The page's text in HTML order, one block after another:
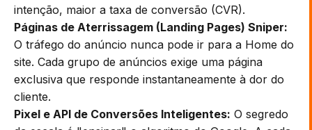
intenção, maior a taxa de conversão (CVR).
Páginas de Aterrissagem (Landing Pages) Sniper:
O tráfego do anúncio nunca pode ir para a Home do
site. Cada grupo de anúncios exige uma página
exclusiva que responde instantaneamente à dor do
cliente.
Pixel e API de Conversões Inteligentes: O segredo